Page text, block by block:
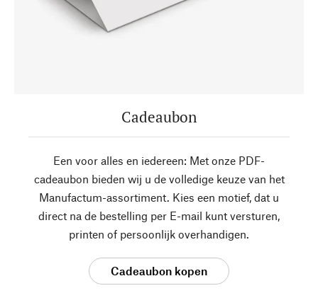
Cadeaubon
Een voor alles en iedereen: Met onze PDF-
cadeaubon bieden wij u de volledige keuze van het
Manufactum-assortiment. Kies een motief, dat u
direct na de bestelling per E-mail kunt versturen,
printen of persoonlijk overhandigen.
Cadeaubon kopen